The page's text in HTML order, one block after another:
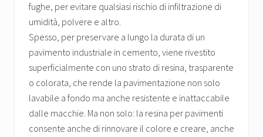
fughe, per evitare qualsiasi rischio di infiltrazione di
umidità, polvere e altro.
Spesso, per preservare a lungo la durata di un
pavimento industriale in cemento, viene rivestito
superficialmente con uno strato di resina, trasparente
o colorata, che rende la pavimentazione non solo
lavabile a fondo ma anche resistente e inattaccabile
dalle macchie. Ma non solo: la resina per pavimenti
consente anche di rinnovare il colore e creare, anche